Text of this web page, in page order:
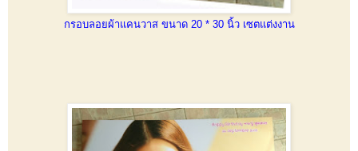
กรอบลอยผ้าแคนวาส ขนาด 20 * 30 นิ้ว เซตแต่งงาน